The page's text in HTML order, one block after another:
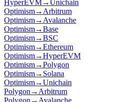
HyperEVM→Unichain
Optimism→ Arbitrum
Optimism→ Avalanche
Optimism→Base
Optimism→BSC
Optimism→Ethereum
Optimism→HyperEVM
Optimism→Polygon
Optimism→ Solana
Optimism→Unichain
Polygon → Arbitrum
Polygon → Avalanche